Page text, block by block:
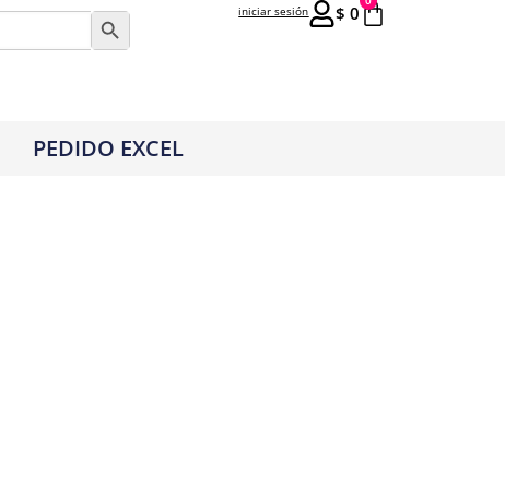
Botón de búsqueda
$ 0
iniciar sesión
PEDIDO EXCEL